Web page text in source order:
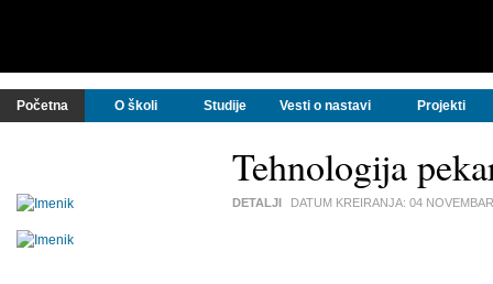
Početna O školi Studije Vesti o nastavi Projekti
Tehnologija
DETALJI DATUM KREIRANJA: 04